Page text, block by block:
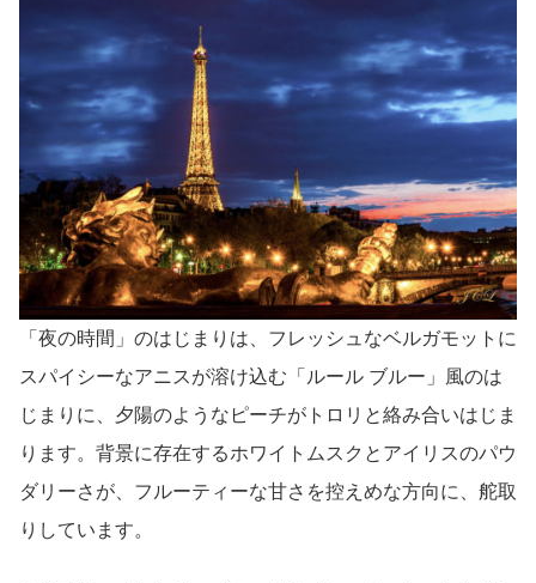
「夜の時間」のはじまりは、フレッシュなベルガモットに
スパイシーなアニスが溶け込む「ルール ブルー」風のは
じまりに、夕陽のようなピーチがトロリと絡み合いはじま
ります。背景に存在するホワイトムスクとアイリスのパウ
ダリーさが、フルーティーな甘さを控えめな方向に、舵取
りしています。